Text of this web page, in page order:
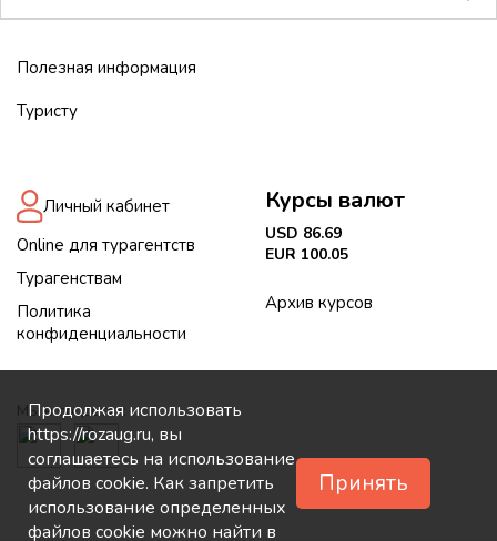
Продолжая использовать
https://rozaug.ru, вы
соглашаетесь на использование
файлов cookie. Как запретить
использование определенных
файлов cookie можно найти в
Принять
Полезная информация
Туристу
Личный кабинет
Online для турагентств
Турагенствам
Политика
конфиденциальности
Курсы валют
USD 86.69
EUR 100.05
Архив курсов
Мы в соцсетях: